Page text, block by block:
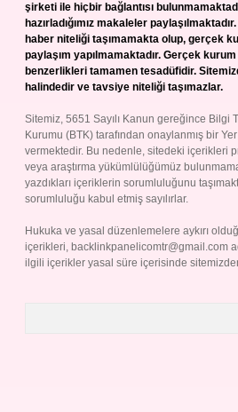
şirketi ile hiçbir bağlantısı
hazırladığımız makaleler
haber niteliği taşımamakta olup, gerçek
paylaşım yapılmamaktadır. Gerçek
benzerlikleri tamamen tesadüfidir.
halindedir ve tavsiye niteliği taşımazlar.
Sitemiz, 5651 Sayılı Kanun gereğince Bilgi
Kurumu (BTK) tarafından onaylanmış bir
vermektedir. Bu nedenle, sitedeki içerikleri
veya araştırma yükümlülüğümüz
yazdıkları içeriklerin sorumluluğunu
sorumluluğu kabul etmiş sayılırlar.
Hukuka ve yasal düzenlemelere aykırı
içerikleri, backlinkpanelicomtr@gmail.com
ilgili içerikler yasal süre içerisinde sitemizden